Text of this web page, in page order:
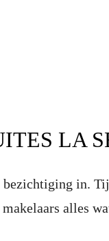
LA
bezichtiging in.
makelaars alles